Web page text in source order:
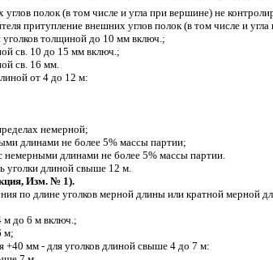
полок (в том числе и угла при вершине) не
притупление внешних углов полок (в том числе и
толщиной до 10 мм включ.;
св. 10 до 15 мм включ.;
св. 16 мм.
от 4 до 12 м:
немерной;
длинами не более 5% массы партии;
длинами не более 5% массы партии.
уголки длиной свыше 12 м.
Изм. № 1).
по длине уголков мерной длины или кратной мерной
м до 6 м включ.;
м;
+40 мм - для уголков длиной свыше 4 до 7 м: